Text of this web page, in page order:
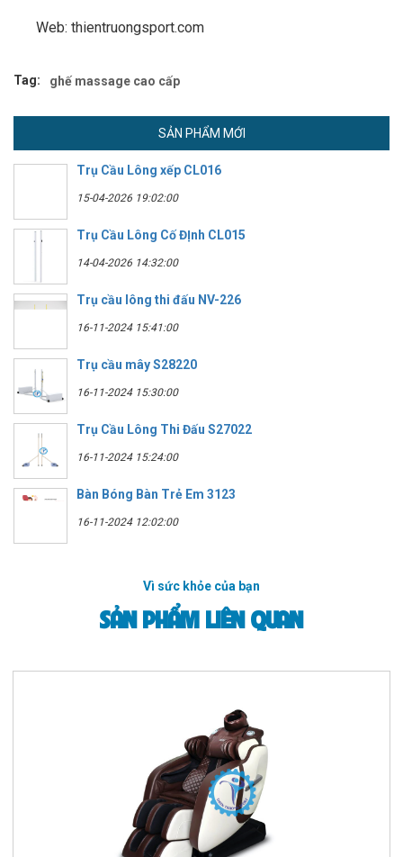
Web: thientruongsport.com
Tag: ghế massage cao cấp
SẢN PHẨM MỚI
Trụ Cầu Lông xếp CL016
15-04-2026 19:02:00
Trụ Cầu Lông Cố ĐỊnh CL015
14-04-2026 14:32:00
Trụ cầu lông thi đấu NV-226
16-11-2024 15:41:00
Trụ cầu mây S28220
16-11-2024 15:30:00
Trụ Cầu Lông Thi Đấu S27022
16-11-2024 15:24:00
Bàn Bóng Bàn Trẻ Em 3123
16-11-2024 12:02:00
Vì sức khỏe của bạn
SẢN PHẨM LIÊN QUAN